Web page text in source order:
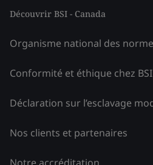
Découvrir BSI - Canada
Organisme national des
Conformité et éthique chez BSI
Déclaration sur l’esclavage
Nos clients et partenaires